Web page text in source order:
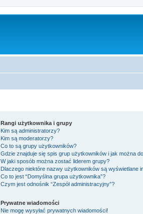
Rangi użytkownika i grupy
Kim są administratorzy?
Kim są moderatorzy?
Co to są grupy użytkowników?
Gdzie znajduje się spis grup użytkowników i jak można
W jaki sposób można zostać liderem grupy?
Dlaczego niektóre nazwy użytkowników są wyświetlane
Co to jest “Domyślna grupa użytkownika”?
Czym jest odnośnik “Zespół administracyjny”?
Prywatne wiadomości
Nie mogę wysyłać prywatnych wiadomości!